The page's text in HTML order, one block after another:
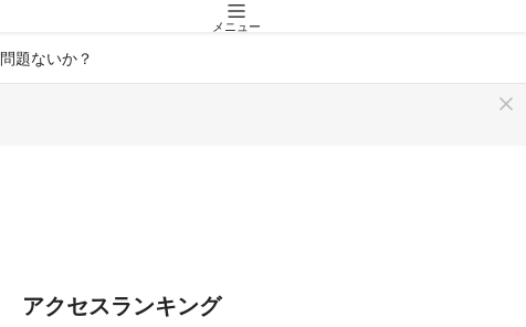
メニュー
題ないか？
アクセスランキング